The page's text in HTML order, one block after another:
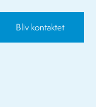
Bliv kontaktet